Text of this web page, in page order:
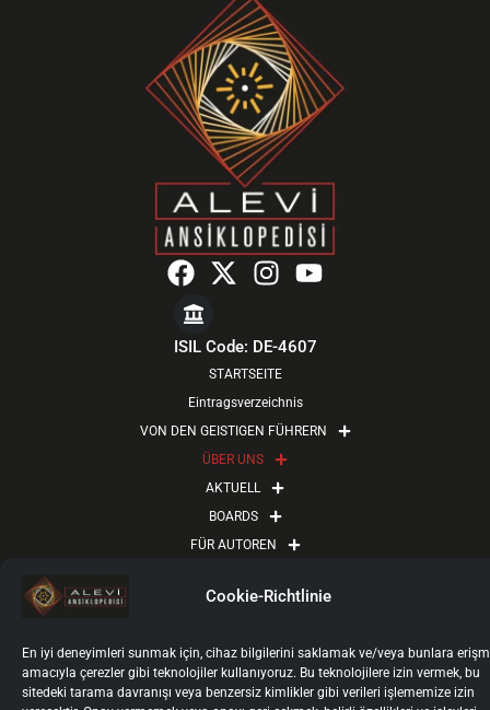
Cookie-Richtlinie
En iyi deneyimleri sunmak için, cihaz bilgilerini saklamak ve/veya bunlara
amacıyla çerezler gibi teknolojiler kullanıyoruz. Bu teknolojilere izin vermek, bu
sitedeki tarama davranışı veya benzersiz kimlikler gibi verileri işlememize izin
F
a
c
e
o
o
X
w
i
t
t
e
r
I
n
t
a
g
r
a
m
Y
t
e
ISIL Code: DE-4607
STARTSEITE
Eintragsverzeichnis
VON DEN GEISTIGEN FÜHRERN
ÜBER UNS
AKTUELL
BOARDS
FÜR AUTOREN
KONTAKT
Kişisel Verilerin İşlenmesi ve Korunması
Cookie-Richtlinie
2025 © Alevi Ansiklopedisi
Tüm Haklarımız Saklıdır.